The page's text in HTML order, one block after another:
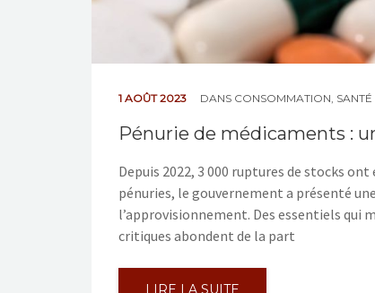
1 AOÛT 2023 DANS CONSOMMATION SANTÉ
Pénurie de médicaments :
Depuis 2022, 3 000 ruptures de stocks
pénuries, le gouvernement a présenté
l’approvisionnement. Des essentiels qui
critiques abondent de la part
LIRE LA SUITE